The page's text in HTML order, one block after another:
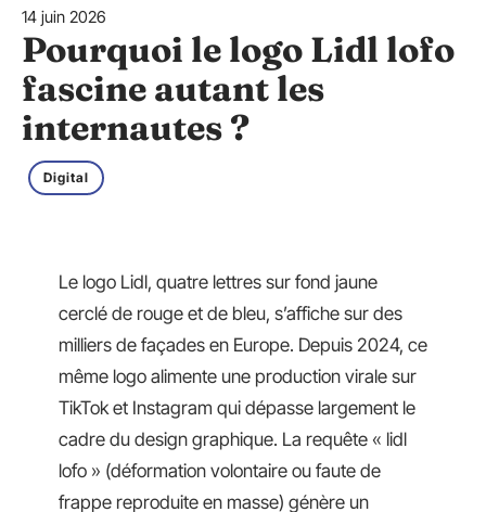
14 juin 2026
Pourquoi le logo Lidl lofo
fascine autant les
internautes ?
Digital
Le logo Lidl, quatre lettres sur fond jaune
cerclé de rouge et de bleu, s’affiche sur des
milliers de façades en Europe. Depuis 2024, ce
même logo alimente une production virale sur
TikTok et Instagram qui dépasse largement le
cadre du design graphique. La requête « lidl
lofo » (déformation volontaire ou faute de
frappe reproduite en masse) génère un